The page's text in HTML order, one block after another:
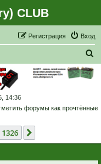
CLUB
Вход
Регистрация
к
14:36
форумы как прочтённые
1326